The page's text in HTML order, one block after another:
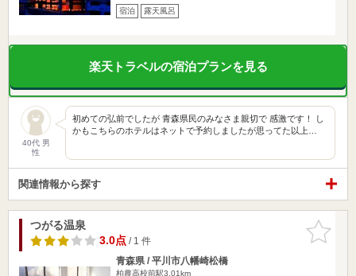
宿泊 露天風呂
楽天トラベルの宿泊プランを見る
40代 男
性
初めての弘前でしたが 青森県民のみなさま親切で 感激です！ し
かもこちらのホテルはネットで予約しましたが思ってた以上…
関連情報から探す
お気に入
りに追加
つがる温泉
3.0点/ 1 件
青森県 / 平川市八幡崎松橋
柏農高校前駅3.01km